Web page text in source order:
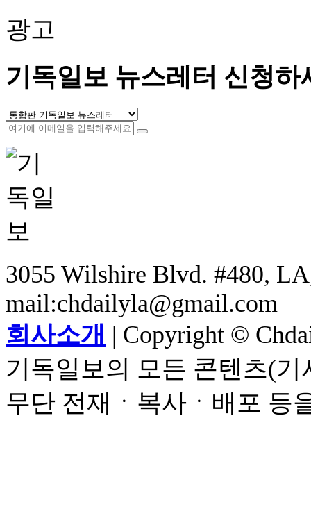
광고
기독일보 뉴스레터 신청하
3055 Wilshire Blvd. #480,
mail:chdailyla@gmail.com
회사소개 | Copyright ©
기독일보의 모든 콘텐츠(
무단 전재ㆍ복사ㆍ배포 등